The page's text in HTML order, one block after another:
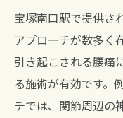
宝塚南口駅で提供さ
アプローチが数多く
引き起こされる腰痛
る施術が有効です。
チでは、関節周辺の